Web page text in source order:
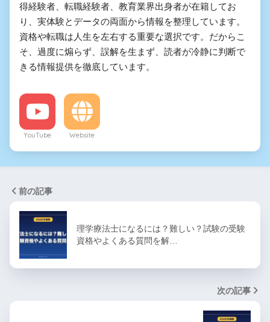
得経験者、転職経験者、教育業界出身者が在籍してお
り、実体験とデータの両面から情報を整理しています。
資格や転職は人生を左右する重要な選択です。だからこ
そ、過度に煽らず、誤解を生まず、読者が冷静に判断で
きる情報提供を徹底しています。
YouTube Website
前の記事
理学療法士になるには？難しい？試験の受験
資格やよくある質問を解…
次の記事